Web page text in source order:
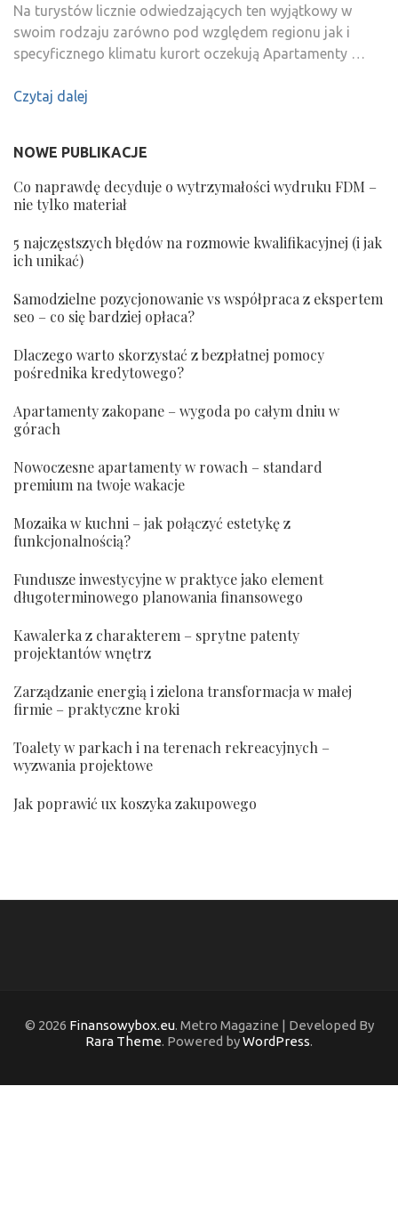
Na turystów licznie odwiedzających ten wyjątkowy w
swoim rodzaju zarówno pod względem regionu jak i
specyficznego klimatu kurort oczekują Apartamenty …
Czytaj dalej
NOWE PUBLIKACJE
Co naprawdę decyduje o wytrzymałości wydruku FDM –
nie tylko materiał
5 najczęstszych błędów na rozmowie kwalifikacyjnej (i jak
ich unikać)
Samodzielne pozycjonowanie vs współpraca z ekspertem
seo – co się bardziej opłaca?
Dlaczego warto skorzystać z bezpłatnej pomocy
pośrednika kredytowego?
Apartamenty zakopane – wygoda po całym dniu w
górach
Nowoczesne apartamenty w rowach – standard
premium na twoje wakacje
Mozaika w kuchni – jak połączyć estetykę z
funkcjonalnością?
Fundusze inwestycyjne w praktyce jako element
długoterminowego planowania finansowego
Kawalerka z charakterem – sprytne patenty
projektantów wnętrz
Zarządzanie energią i zielona transformacja w małej
firmie – praktyczne kroki
Toalety w parkach i na terenach rekreacyjnych –
wyzwania projektowe
Jak poprawić ux koszyka zakupowego
© 2026 Finansowybox.eu. Metro Magazine | Developed By
Rara Theme. Powered byWordPress.